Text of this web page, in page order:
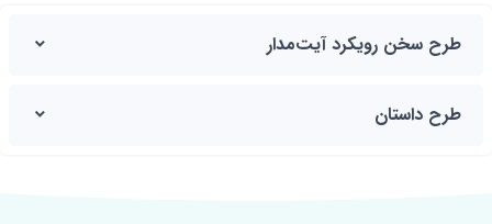
طرح سخن رویکرد آیت‌مدار
طرح داستان